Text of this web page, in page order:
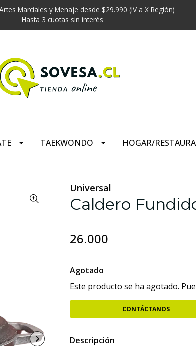
Marciales y Menaje desde $29.990 (IV a X Región)
Hasta 3 cuotas sin interés
TAEKWONDO HOGAR/
Universal
Caldero
26.000
Agotado
Este producto se ha agotado.
CONTÁCTANOS
Descripción